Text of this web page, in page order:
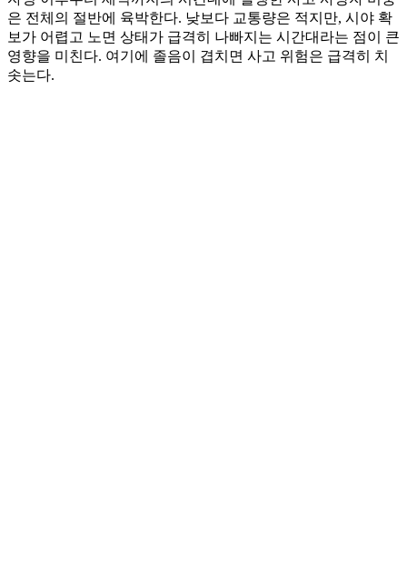
은 전체의 절반에 육박한다. 낮보다 교통량은 적지만, 시야 확
보가 어렵고 노면 상태가 급격히 나빠지는 시간대라는 점이 큰
영향을 미친다. 여기에 졸음이 겹치면 사고 위험은 급격히 치
솟는다.